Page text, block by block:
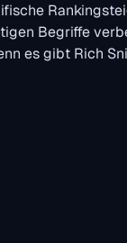
Begriffe
es gibt Rich